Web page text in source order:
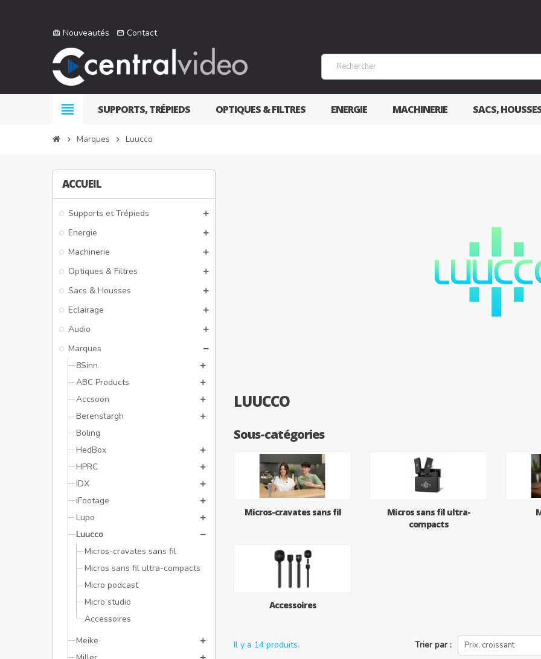
card_giftcard Nouveautés mail_outline Contact
view_headline SUPPORTS, TRÉPIEDS OPTIQUES & FILTRES ENERGIE MACHINERIE SACS,
chevron_right Marques chevron_right Luucco
ACCUEIL
Supports et Trépieds
Energie
Machinerie
Optiques & Filtres
Sacs & Housses
Eclairage
Audio
Marques
8Sinn
ABC Products
Accsoon
Berenstargh
Boling
HedBox
HPRC
IDX
iFootage
Lupo
Luucco
Micros-cravates sans fil
Micros sans fil ultra-compacts
Micro podcast
Micro studio
Accessoires
Meike
LUUCCO
Sous-catégories
Micros-cravates sans fil
Micros sans fil ultra-
compacts
Accessoires
Trier par : Prix, croissant
Il y a 14 produits.